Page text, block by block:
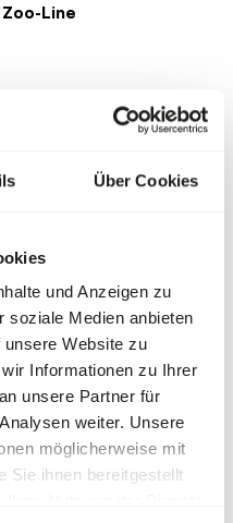
Über Cookies
und Anzeigen zu
soziale Medien anbieten
Website zu
Informationen zu Ihrer
unsere Partner für
weiter. Unsere
möglicherweise mit
Sie ihnen bereitgestellt
without any artificial
healthy product. The
collected in the spring
for later grinding in to a
fibers. This way the
with and it take longer
the animals digestive
that you use les feed pr
obtain/use more of the
Zoo-Line